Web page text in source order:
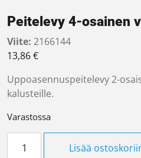
Peitelevy 4-osainen
Viite: 2166144
13,86€
Uppoasennuspeitelevy 2-
kalusteille.
Varastossa
Lisää